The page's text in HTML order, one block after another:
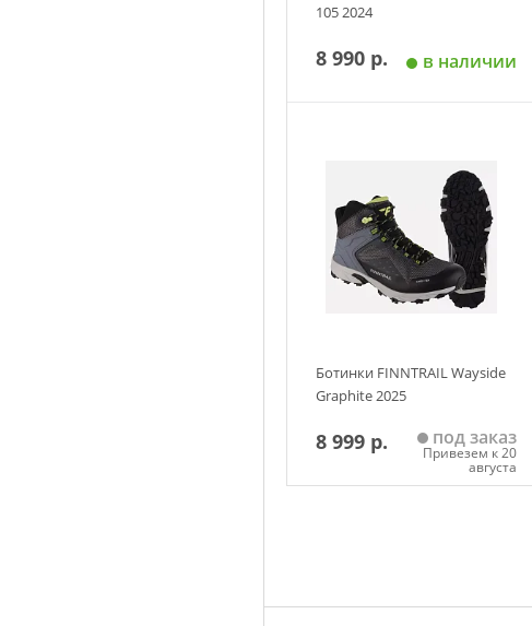
105 2024
8 990 р. в наличии
Размер
40 41 42 43 44
Ботинки FINNTRAIL Wayside
Graphite 2025
8 999 р. под заказ
Привезем к 20
августа